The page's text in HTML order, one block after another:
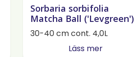
Sorbaria sorbifolia
Matcha Ball ('Levgreen')
30-40 cm cont. 4,0L
Läss mer